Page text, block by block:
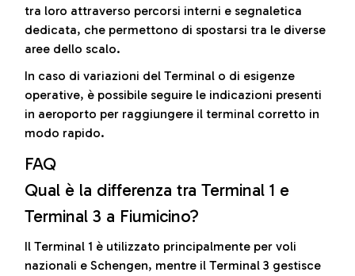
tra loro attraverso percorsi interni e segnaletica
dedicata, che permettono di spostarsi tra le diverse
aree dello scalo.
In caso di variazioni del Terminal o di esigenze
operative, è possibile seguire le indicazioni presenti
in aeroporto per raggiungere il terminal corretto in
modo rapido.
FAQ
Qual è la differenza tra Terminal 1 e
Terminal 3 a Fiumicino?
Il Terminal 1 è utilizzato principalmente per voli
nazionali e Schengen, mentre il Terminal 3 gestisce